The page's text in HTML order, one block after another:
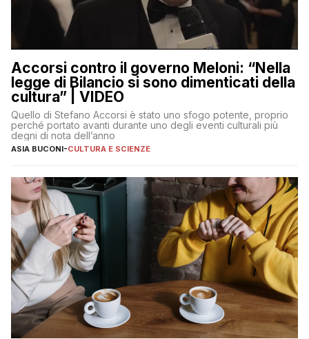
Accorsi contro il governo Meloni: “Nella
legge di Bilancio si sono dimenticati della
cultura” | VIDEO
Quello di Stefano Accorsi è stato uno sfogo potente, proprio
perché portato avanti durante uno degli eventi culturali più
degni di nota dell’anno
ASIA BUCONI-CULTURA E SCIENZE